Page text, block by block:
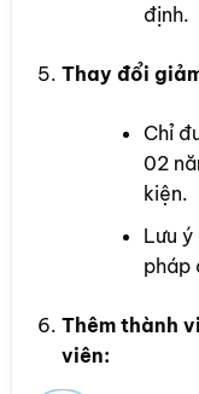
định.
Thay đổi
Chỉ
02
kiện.
Lưu
pháp
Thêm thành
viên: